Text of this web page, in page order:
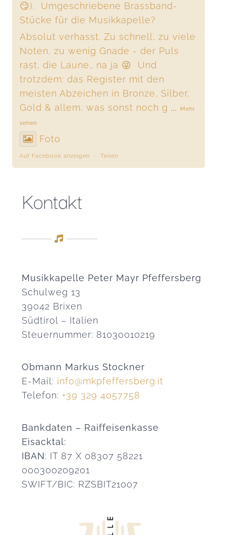
😏). Umgeschriebene Brassband-
Stücke für die Musikkapelle?
Absolut verhasst. Zu schnell, zu viele
Noten, zu wenig Gnade - der Puls
rast, die Laune… na ja 😜 Und
trotzdem: das Register mit den
meisten Abzeichen in Bronze, Silber,
Gold & allem, was sonst noch g ... Mehr
sehen
Foto
Auf Facebook anzeigen · Teilen
Kontakt
Musikkapelle Peter Mayr Pfeffersberg
Schulweg 13
39042 Brixen
Südtirol – Italien
Steuernummer: 81030010219
Obmann Markus Stockner
E-Mail: info@mkpfeffersberg.it
Telefon: +39 329 4057758
Bankdaten – Raiffeisenkasse
Eisacktal:
IBAN: IT 87 X 08307 58221
000300209201
SWIFT/BIC: RZSBIT21007